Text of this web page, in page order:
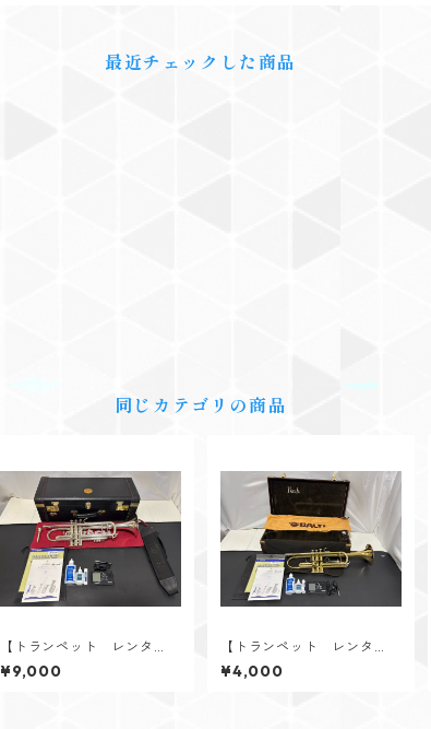
最近チェックした商品
同じカテゴリの商品
【トランペット レンタ
ル】V.Bach（バック） 180
ML37 SP
¥9,000
【トランペット レンタ
ル】V.Bach（バック） TR
300 GL
¥4,000